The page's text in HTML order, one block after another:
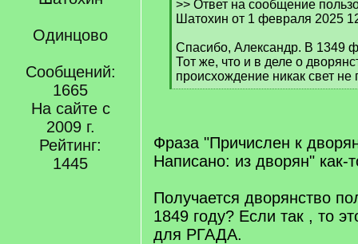
Одинцово
Сообщений:
1665
На сайте с
2009 г.
Рейтинг:
1445
[
q
>> Ответ на сообщение
Шатохин от 1 февраля 2025
Спасибо, Александр. В 1349
Тот же, что и в деле о
происхождение никак свет не
[
Фраза "Причислен к
Написано: из дворян" как-
Получается дворянство
1849 году? Если так , то
для РГАДА.